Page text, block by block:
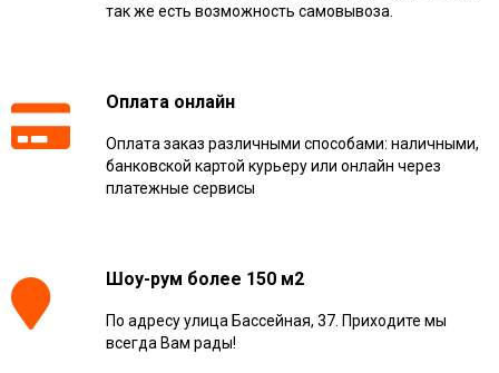
так же есть возможность самовывоза.
Оплата онлайн
Оплата заказ различными способами: наличными,
банковской картой курьеру или онлайн через
платежные сервисы
Шоу-рум более 150 м2
По адресу улица Бассейная, 37. Приходите мы
всегда Вам рады!